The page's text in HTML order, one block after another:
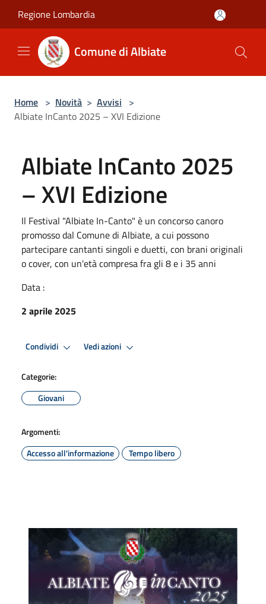
Regione Lombardia
Comune di Albiate
Home > Novità > Avvisi >
Albiate InCanto 2025 – XVI Edizione
Albiate InCanto 2025
– XVI Edizione
Il Festival "Albiate In-Canto" è un concorso canoro
promosso dal Comune di Albiate, a cui possono
partecipare cantanti singoli e duetti, con brani originali
o cover, con un'età compresa fra gli 8 e i 35 anni
Data :
2 aprile 2025
Condividi Vedi azioni
Categorie:
Giovani
Argomenti:
Accesso all'informazione
Tempo libero